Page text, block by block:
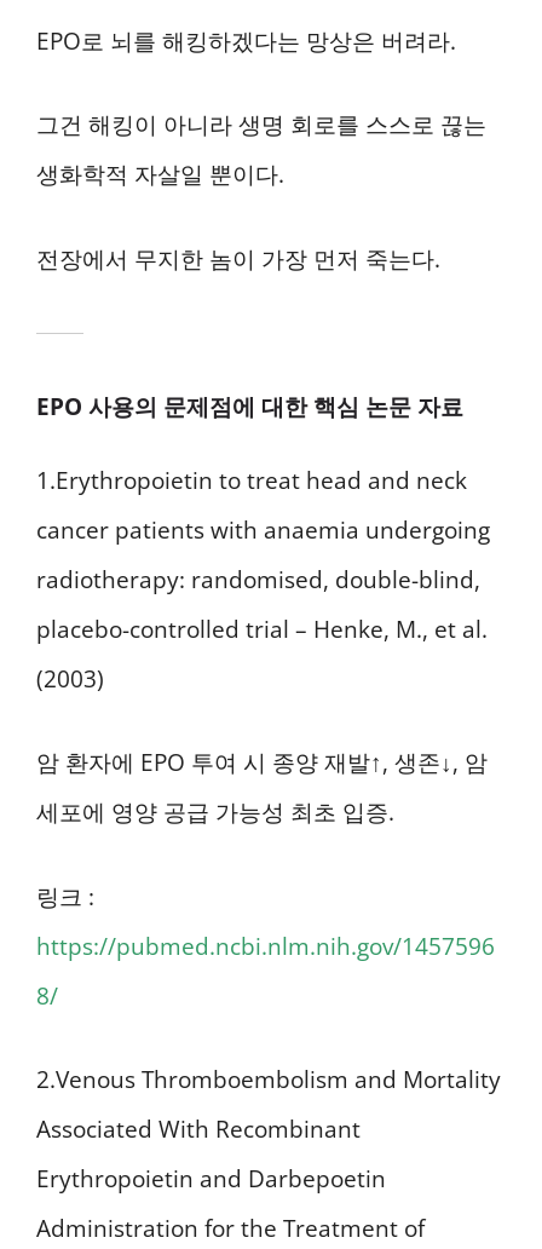
EPO로 뇌를 해킹하겠다는 망상은 버려라.
그건 해킹이 아니라 생명 회로를 스스로 끊는
생화학적 자살일 뿐이다.
전장에서 무지한 놈이 가장 먼저 죽는다.
EPO 사용의 문제점에 대한 핵심 논문 자료
1.Erythropoietin to treat head and neck
cancer patients with anaemia undergoing
radiotherapy: randomised, double-blind,
placebo-controlled trial – Henke, M., et al.
(2003)
암 환자에 EPO 투여 시 종양 재발↑, 생존↓, 암
세포에 영양 공급 가능성 최초 입증.
링크 :
https://pubmed.ncbi.nlm.nih.gov/1457596
8/
2.Venous Thromboembolism and Mortality
Associated With Recombinant
Erythropoietin and Darbepoetin
Administration for the Treatment of